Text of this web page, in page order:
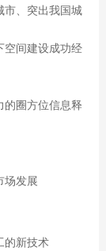
市、突出我国城
空间建设成功经
的圈方位信息释
场发展
的新技术